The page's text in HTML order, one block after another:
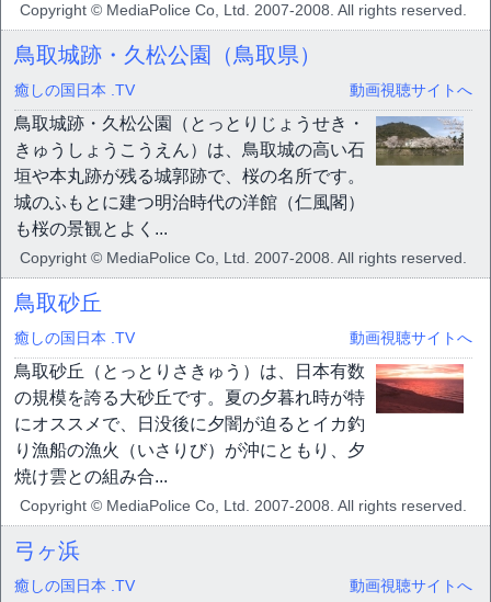
Copyright © MediaPolice Co, Ltd. 2007-2008. All rights reserved.
鳥取城跡・久松公園（鳥取県）
癒しの国日本 .TV 動画視聴サイトへ
鳥取城跡・久松公園（とっとりじょうせき・
きゅうしょうこうえん）は、鳥取城の高い石
垣や本丸跡が残る城郭跡で、桜の名所です。
城のふもとに建つ明治時代の洋館（仁風閣）
も桜の景観とよく...
Copyright © MediaPolice Co, Ltd. 2007-2008. All rights reserved.
鳥取砂丘
癒しの国日本 .TV 動画視聴サイトへ
鳥取砂丘（とっとりさきゅう）は、日本有数
の規模を誇る大砂丘です。夏の夕暮れ時が特
にオススメで、日没後に夕闇が迫るとイカ釣
り漁船の漁火（いさりび）が沖にともり、夕
焼け雲との組み合...
Copyright © MediaPolice Co, Ltd. 2007-2008. All rights reserved.
弓ヶ浜
癒しの国日本 .TV 動画視聴サイトへ